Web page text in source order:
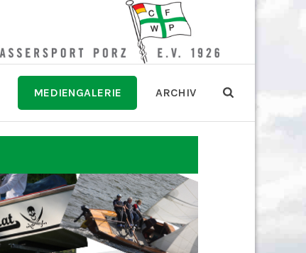
MEDIENGALERIE ARCHIV